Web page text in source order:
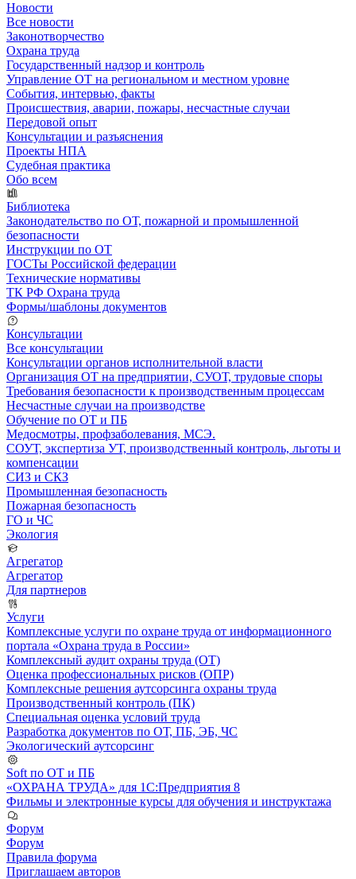
Новости
Все новости
Законотворчество
Охрана труда
Государственный надзор и контроль
Управление ОТ на региональном и местном уровне
События, интервью, факты
Происшествия, аварии, пожары, несчастные случаи
Передовой опыт
Консультации и разъяснения
Проекты НПА
Судебная практика
Обо всем
Библиотека
Законодательство по ОТ, пожарной и промышленной
безопасности
Инструкции по ОТ
ГОСТы Российской федерации
Технические нормативы
ТК РФ Охрана труда
Формы/шаблоны документов
Консультации
Все консультации
Консультации органов исполнительной власти
Организация ОТ на предприятии, СУОТ, трудовые споры
Требования безопасности к производственным процессам
Несчастные случаи на производстве
Обучение по ОТ и ПБ
Медосмотры, профзаболевания, МСЭ.
СОУТ, экспертиза УТ, производственный контроль, льготы и
компенсации
СИЗ и СКЗ
Промышленная безопасность
Пожарная безопасность
ГО и ЧС
Экология
Агрегатор
Агрегатор
Для партнеров
Услуги
Комплексные услуги по охране труда от информационного
портала «Охрана труда в России»
Комплексный аудит охраны труда (ОТ)
Оценка профессиональных рисков (ОПР)
Комплексные решения аутсорсинга охраны труда
Производственный контроль (ПК)
Специальная оценка условий труда
Разработка документов по ОТ, ПБ, ЭБ, ЧС
Экологический аутсорсинг
Soft по ОТ и ПБ
«ОХРАНА ТРУДА» для 1С:Предприятия 8
Фильмы и электронные курсы для обучения и инструктажа
Форум
Форум
Правила форума
Приглашаем авторов